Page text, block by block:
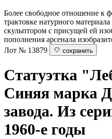
Более свободное отношение к
трактовке натурного
скульптором с присущей ей
пополнения арсенала
Лот № 13879
сохранить
Статуэтка
Синяя марка
завода. Из
1960-е годы